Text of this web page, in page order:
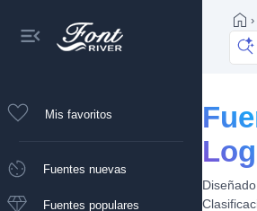
Mis favoritos
Fuentes nuevas
Fuentes populares
›